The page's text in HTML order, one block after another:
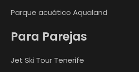
Parque acuático Aqualand
Para Parejas
Jet Ski Tour Tenerife